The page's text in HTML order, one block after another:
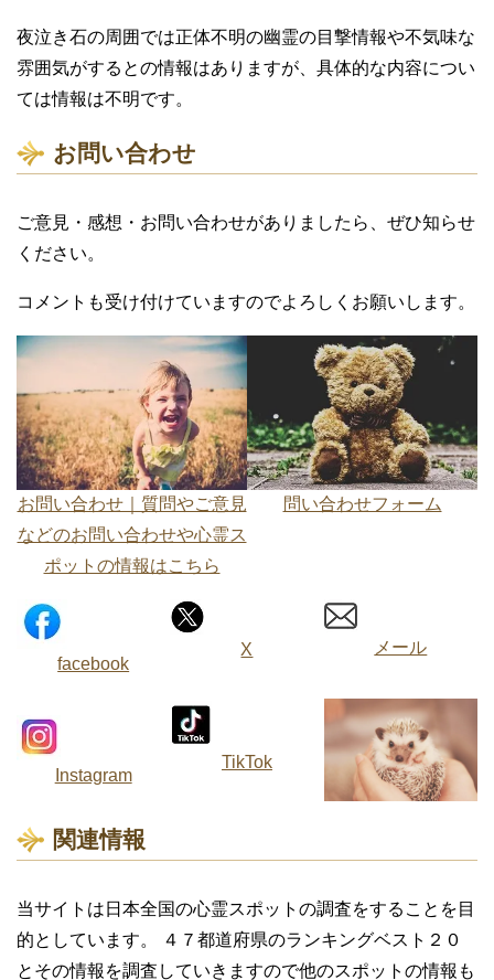
夜泣き石の周囲では正体不明の幽霊の目撃情報や不気味な
雰囲気がするとの情報はありますが、具体的な内容につい
ては情報は不明です。
お問い合わせ
ご意見・感想・お問い合わせがありましたら、ぜひ知らせ
ください。
コメントも受け付けていますのでよろしくお願いします。
お問い合わせ｜質問やご意見
などのお問い合わせや心霊ス
ポットの情報はこちら
問い合わせフォーム
facebook
Instagram
X
TikTok
メール
関連情報
当サイトは日本全国の心霊スポットの調査をすることを目
的としています。 ４７都道府県のランキングベスト２０
とその情報を調査していきますので他のスポットの情報も